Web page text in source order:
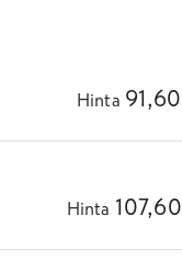
Hinta 91,60
Hinta 107,60